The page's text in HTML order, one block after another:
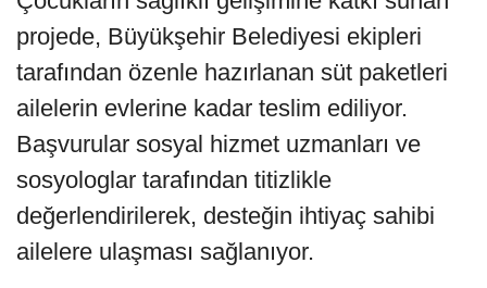
projede, Büyükşehir Belediyesi ekipleri
tarafından özenle hazırlanan süt paketleri
ailelerin evlerine kadar teslim ediliyor.
Başvurular sosyal hizmet uzmanları ve
sosyologlar tarafından titizlikle
değerlendirilerek, desteğin ihtiyaç sahibi
ailelere ulaşması sağlanıyor.